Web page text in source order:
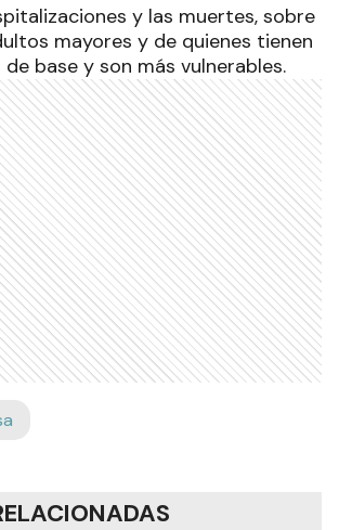
y las muertes, sobre
mayores y de quienes tienen
base y son más vulnerables.